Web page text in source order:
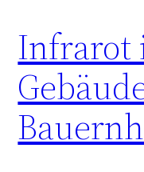
Infrarot